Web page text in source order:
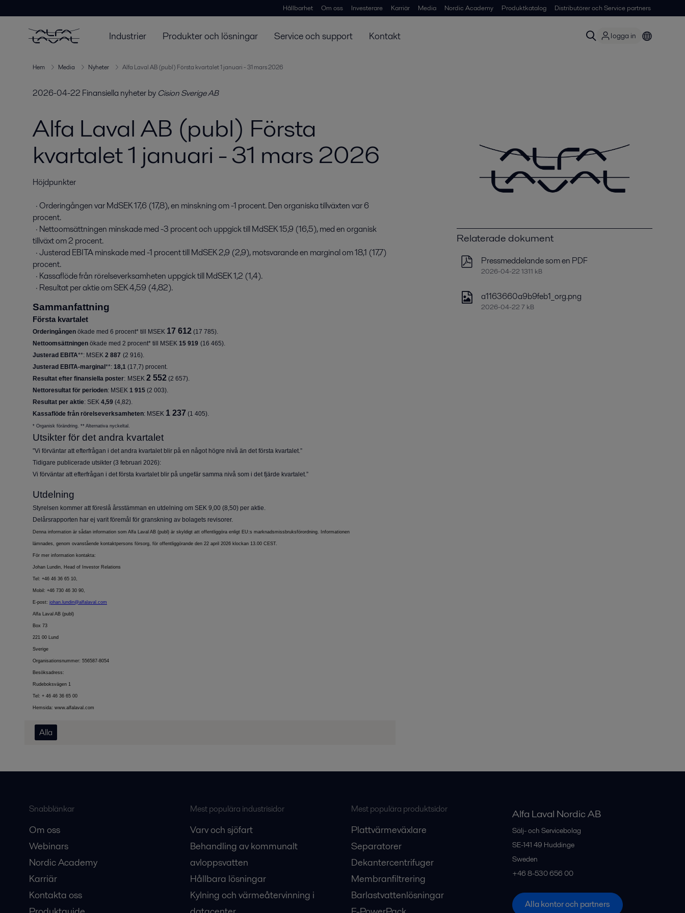
Hållbarhet Om oss Investerare Karriär Media Nordic Academy Produktkatalog Distributörer och Service partners
Industrier Produkter och lösningar Service och support Kontakt logga in
Hem Media Nyheter Alfa Laval AB (publ) Första kvartalet 1 januari - 31 mars 2026
2026-04-22 Finansiella nyheterby Cision Sverige AB
Alfa Laval AB (publ) Första
kvartalet 1 januari - 31 mars 2026
Höjdpunkter
procent.
tillväxt om 2 procent.
procent.
  · Resultat per aktie om SEK 4,59 (4,82).
Sammanfattning
Första kvartalet
Orderingången ökade med 6 procent* till MSEK 17 612 (17 785).
Nettoomsättningen ökade med 2 procent* till MSEK 15 919 (16 465).
Justerad EBITA**: MSEK 2 887 (2 916).
Justerad EBITA-marginal **: 18,1 (17,7) procent.
Resultat efter finansiella poster: MSEK 2 552 (2 657).
Nettoresultat för perioden: MSEK 1 915 (2 003).
Resultat per aktie: SEK 4,59 (4,82).
Kassaflöde från rörelseverksamheten: MSEK 1 237 (1 405).
* Organisk förändring. ** Alternativa nyckeltal.
Utsikter för det andra kvartalet
”Vi förväntar att efterfrågan i det andra kvartalet blir på en något högre nivå än det första kvartalet.”
Tidigare publicerade utsikter (3 februari 2026):
Vi förväntar att efterfrågan i det första kvartalet blir på ungefär samma nivå som i det fjärde kvartalet.”
Utdelning
Styrelsen kommer att föreslå årsstämman en utdelning om SEK 9,00 (8,50) per aktie.
Delårsrapporten har ej varit föremål för granskning av bolagets revisorer.
Denna information är sådan information som Alfa Laval AB (publ) är skyldigt att offentliggöra enligt EU:s marknadsmissbruksförordning. Informationen
lämnades, genom ovanstående kontaktpersons försorg, för offentliggörande den 22 april 2026 klockan 13.00 CEST.
För mer information kontakta:
Johan Lundin, Head of Investor Relations
Tel: +46 46 36 65 10,
Mobil: +46 730 46 30 90,
E-post: johan.lundin@alfalaval.com
Alfa Laval AB (publ)
Box 73
221 00 Lund
Sverige
Organisationsnummer: 556587-8054
Besöksadress:
Rudeboksvägen 1
Tel: + 46 46 36 65 00
Hemsida: www.alfalaval.com
Alla
Relaterade dokument
Pressmeddelande som en PDF
2026-04-22 1311 kB
a1163660a9b9feb1_org.png
2026-04-22 7 kB
Snabblänkar
Om oss
Webinars
Nordic Academy
Karriär
Kontakta oss
Mest populära industrisidor
Varv och sjöfart
Behandling av kommunalt
avloppsvatten
Hållbara lösningar
Kylning och värmeåtervinning i
Mest populära produktsidor
Plattvärmeväxlare
Separatorer
Dekantercentrifuger
Membranfiltrering
Barlastvattenlösningar
Alfa Laval Nordic AB
Sälj- och Servicebolag
SE-141 49 Huddinge
Sweden
+46 8-530 656 00
Alla kontor och partners